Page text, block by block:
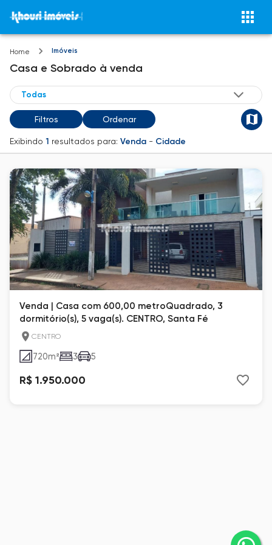
Home Imóveis
Casa e Sobrado à venda
Filtros Ordenar
Exibindo 1 resultados para: Venda - Cidade
Venda | Casa com 600,00 metroQuadrado, 3
dormitório(s), 5 vaga(s). CENTRO, Santa Fé
CENTRO
720m² 3 5
R$ 1.950.000